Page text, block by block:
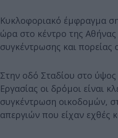
Κυκλοφοριακό έμφραγμα
ώρα στο κέντρο της
συγκέντρωσης και πορείας
Στην οδό Σταδίου στο
Εργασίας οι δρόμοι είναι
συγκέντρωση οικοδομών,
απεργιών που είχαν εχθές